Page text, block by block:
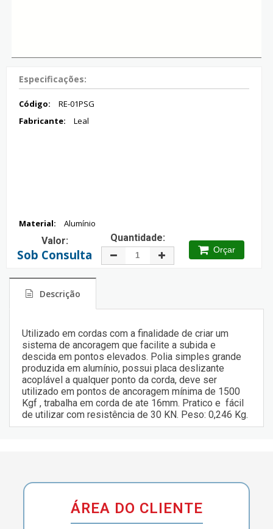
Especificações:
Código:
RE-01PSG
Fabricante:
Leal
Material: Alumínio
Valor:
Sob Consulta
Quantidade:
Orçar
Descrição
Utilizado em cordas com a finalidade de criar um
sistema de ancoragem que facilite a subida e
descida em pontos elevados. Polia simples grande
produzida em alumínio, possui placa deslizante
acoplável a qualquer ponto da corda, deve ser
utilizado em pontos de ancoragem mínima de 1500
Kgf , trabalha em corda de ate 16mm. Pratico e fácil
de utilizar com resistência de 30 KN. Peso: 0,246 Kg.
ÁREA DO CLIENTE